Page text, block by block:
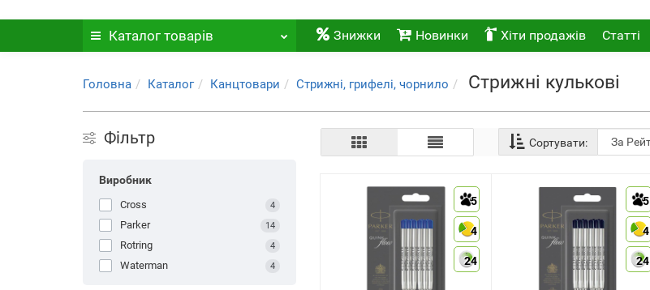
Каталог товарів Знижки Новинки Хіти продажів Статті
Головна Каталог Канцтовари Стрижні, грифелі, чорнило Стрижні кулькові
Фільтр
Виробник
Cross 4
Parker 14
Rotring 4
Waterman 4
Сортувати:
5
4
24
5
4
24